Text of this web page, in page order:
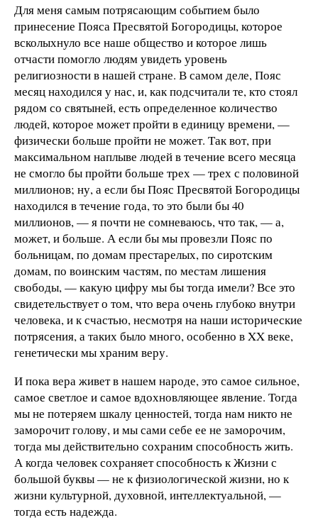
Для меня самым потрясающим событием было
принесение Пояса Пресвятой Богородицы, которое
всколыхнуло все наше общество и которое лишь
отчасти помогло людям увидеть уровень
религиозности в нашей стране. В самом деле, Пояс
месяц находился у нас, и, как подсчитали те, кто стоял
рядом со святыней, есть определенное количество
людей, которое может пройти в единицу времени, —
физически больше пройти не может. Так вот, при
максимальном наплыве людей в течение всего месяца
не смогло бы пройти больше трех — трех с половиной
миллионов; ну, а если бы Пояс Пресвятой Богородицы
находился в течение года, то это были бы 40
миллионов, — я почти не сомневаюсь, что так, — а,
может, и больше. А если бы мы провезли Пояс по
больницам, по домам престарелых, по сиротским
домам, по воинским частям, по местам лишения
свободы, — какую цифру мы бы тогда имели? Все это
свидетельствует о том, что вера очень глубоко внутри
человека, и к счастью, несмотря на наши исторические
потрясения, а таких было много, особенно в XX веке,
генетически мы храним веру.
И пока вера живет в нашем народе, это самое сильное,
самое светлое и самое вдохновляющее явление. Тогда
мы не потеряем шкалу ценностей, тогда нам никто не
заморочит голову, и мы сами себе ее не заморочим,
тогда мы действительно сохраним способность жить.
А когда человек сохраняет способность к Жизни с
большой буквы — не к физиологической жизни, но к
жизни культурной, духовной, интеллектуальной, —
тогда есть надежда.